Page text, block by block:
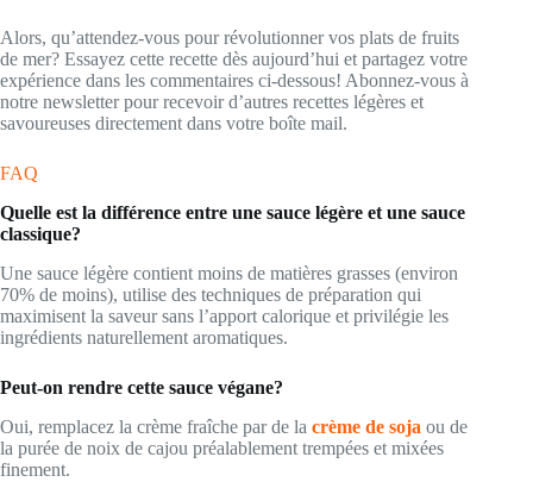
Alors, qu’attendez-vous pour révolutionner vos plats de fruits
de mer? Essayez cette recette dès aujourd’hui et partagez votre
expérience dans les commentaires ci-dessous! Abonnez-vous à
notre newsletter pour recevoir d’autres recettes légères et
savoureuses directement dans votre boîte mail.
FAQ
Quelle est la différence entre une sauce légère et une sauce
classique?
Une sauce légère contient moins de matières grasses (environ
70% de moins), utilise des techniques de préparation qui
maximisent la saveur sans l’apport calorique et privilégie les
ingrédients naturellement aromatiques.
Peut-on rendre cette sauce végane?
Oui, remplacez la crème fraîche par de la crème de soja ou de
la purée de noix de cajou préalablement trempées et mixées
finement.